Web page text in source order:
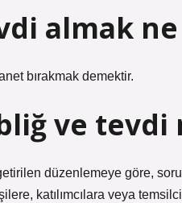
almak
bırakmak demektir.
ve tevdi
düzenlemeye göre,
katılımcılara veya